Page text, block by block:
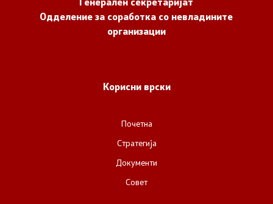
Одделение за соработка со невладините
организации
Корисни врски
Почетна
Стратегија
Документи
Совет